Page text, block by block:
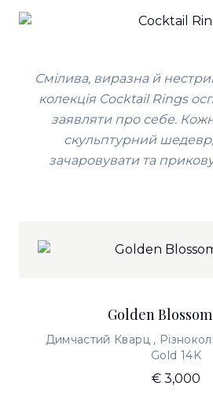
Смілива, виразна й
колекція Cocktail Rings
заявляти про себе.
скульптурний
зачаровувати та
Golden
Димчастий Кварц ,
Gold 14K
€ 3,000